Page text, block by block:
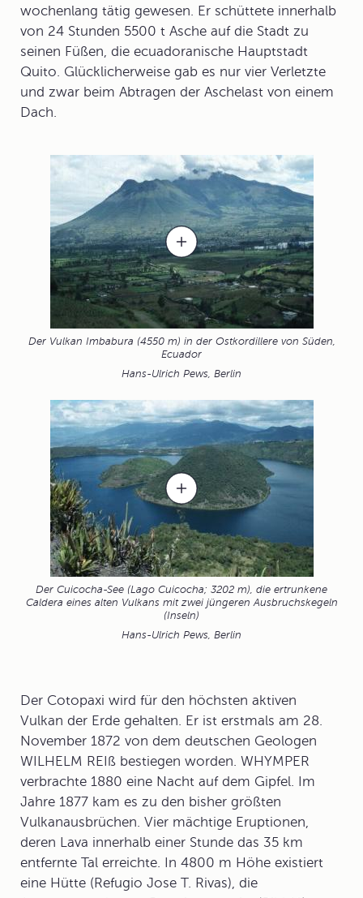
wochenlang tätig gewesen. Er schüttete innerhalb
von 24 Stunden 5500 t Asche auf die Stadt zu
seinen Füßen, die ecuadoranische Hauptstadt
Quito. Glücklicherweise gab es nur vier Verletzte
und zwar beim Abtragen der Aschelast von einem
Dach.
Der Vulkan Imbabura (4550 m) in der Ostkordillere von Süden,
Ecuador
Hans-Ulrich Pews, Berlin
Der Cuicocha-See (Lago Cuicocha; 3202 m), die ertrunkene
Caldera eines alten Vulkans mit zwei jüngeren Ausbruchskegeln
(Inseln)
Hans-Ulrich Pews, Berlin
Der Cotopaxi wird für den höchsten aktiven
Vulkan der Erde gehalten. Er ist erstmals am 28.
November 1872 von dem deutschen Geologen
WILHELM REIß bestiegen worden. WHYMPER
verbrachte 1880 eine Nacht auf dem Gipfel. Im
Jahre 1877 kam es zu den bisher größten
Vulkanausbrüchen. Vier mächtige Eruptionen,
deren Lava innerhalb einer Stunde das 35 km
entfernte Tal erreichte. In 4800 m Höhe existiert
eine Hütte (Refugio Jose T. Rivas), die